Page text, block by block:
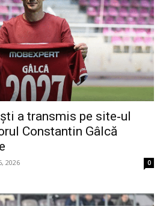
a transmis pe site‑ul
Constantin Gâlcă
2026 0